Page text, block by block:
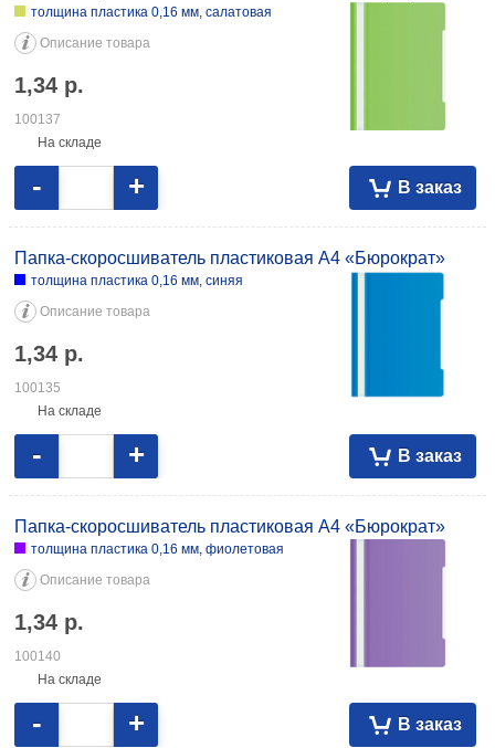
толщина пластика 0,16 мм, салатовая
Описание товара
1,34 р.
100137
На складе
В заказ
- +
Папка-скоросшиватель пластиковая А4 «Бюрократ»
толщина пластика 0,16 мм, синяя
Описание товара
1,34 р.
100135
На складе
В заказ
- +
Папка-скоросшиватель пластиковая А4 «Бюрократ»
толщина пластика 0,16 мм, фиолетовая
Описание товара
1,34 р.
100140
На складе
В заказ
- +